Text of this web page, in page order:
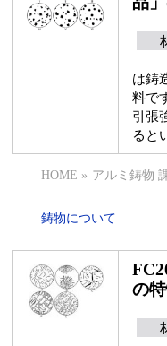
は鋳
料で
引張
ると
HOME » アルミ鋳物
鋳物について
の